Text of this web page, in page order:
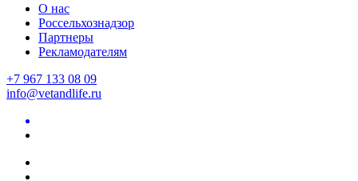
О нас
Россельхознадзор
Партнеры
Рекламодателям
+7 967 133 08 09
info@vetandlife.ru